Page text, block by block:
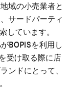
域の小売業者と
サードパーティ
しています。
BOPISを利用し
受け取る際に店
ンドにとって、